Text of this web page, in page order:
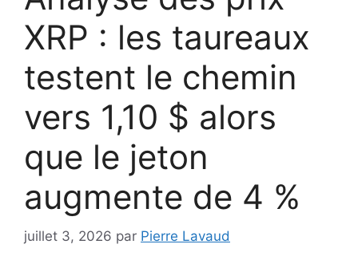
XRP : les taureaux
testent le chemin
vers 1,10 $ alors
que le jeton
augmente de 4 %
juillet 3, 2026 par Pierre Lavaud